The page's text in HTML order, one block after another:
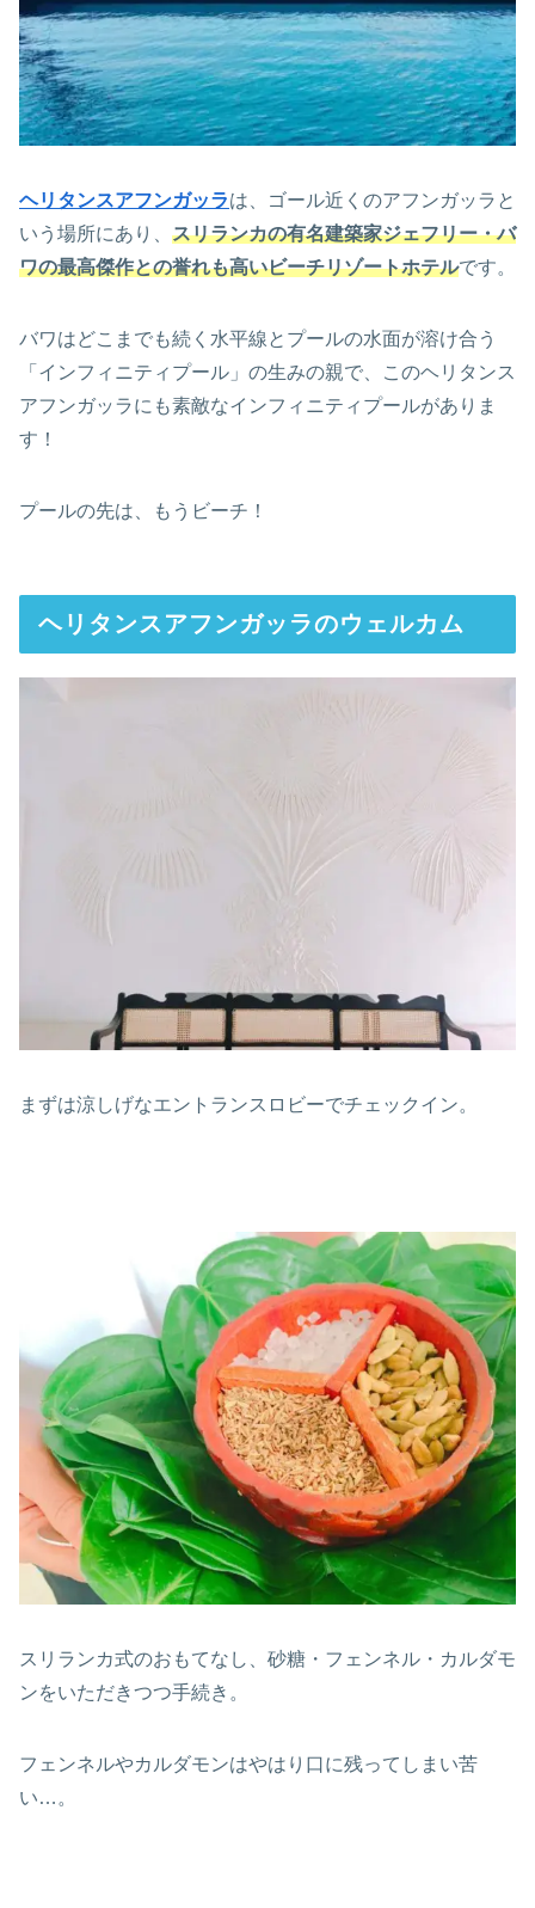
ヘリタンスアフンガッラは、ゴール近くのアフンガッラと
いう場所にあり、 スリランカの有名建築家ジェフリー・バ
ワの最高傑作との誉れも高いビーチリゾートホテルです。
バワはどこまでも続く水平線とプールの水面が溶け合う
「インフィニティプール」の生みの親で、このヘリタンス
アフンガッラにも素敵なインフィニティプールがありま
す！
プールの先は、もうビーチ！
ヘリタンスアフンガッラのウェルカム
まずは涼しげなエントランスロビーでチェックイン。
スリランカ式のおもてなし、砂糖・フェンネル・カルダモ
ンをいただきつつ手続き。
フェンネルやカルダモンはやはり口に残ってしまい苦
い…。